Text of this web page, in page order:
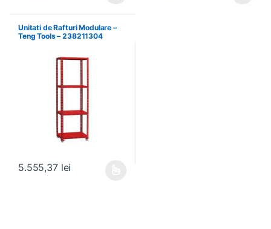
Unitati de Rafturi Modulare –
Teng Tools – 238211304
5.555,37 lei